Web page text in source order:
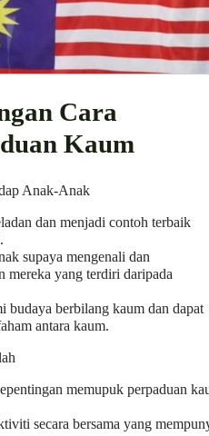
Cara
Kaum
Anak-Anak
dan menjadi contoh terbaik
supaya mengenali dan
mereka yang terdiri daripada
budaya berbilang kaum dan dapat
antara kaum.
memupuk perpaduan
secara bersama yang